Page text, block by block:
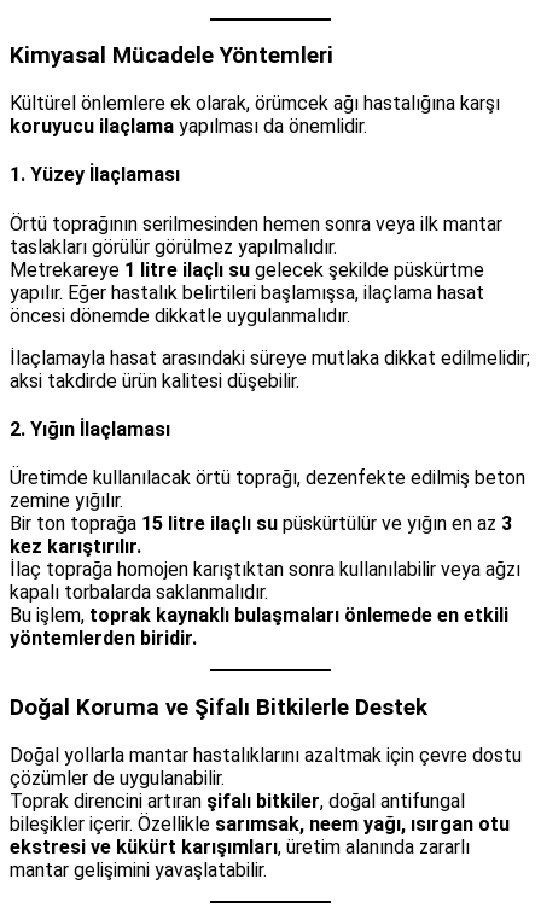
Kimyasal Mücadele Yöntemleri
Kültürel önlemlere ek olarak, örümcek ağı hastalığına karşı
koruyucu ilaçlama yapılması da önemlidir.
1. Yüzey İlaçlaması
Örtü toprağının serilmesinden hemen sonra veya ilk mantar
taslakları görülür görülmez yapılmalıdır.
Metrekareye 1 litre ilaçlı su gelecek şekilde püskürtme
yapılır. Eğer hastalık belirtileri başlamışsa, ilaçlama hasat
öncesi dönemde dikkatle uygulanmalıdır.
İlaçlamayla hasat arasındaki süreye mutlaka dikkat edilmelidir;
aksi takdirde ürün kalitesi düşebilir.
2. Yığın İlaçlaması
Üretimde kullanılacak örtü toprağı, dezenfekte edilmiş beton
zemine yığılır.
Bir ton toprağa 15 litre ilaçlı su püskürtülür ve yığın en az 3
kez karıştırılır.
İlaç toprağa homojen karıştıktan sonra kullanılabilir veya ağzı
kapalı torbalarda saklanmalıdır.
Bu işlem, toprak kaynaklı bulaşmaları önlemede en etkili
yöntemlerden biridir.
Doğal Koruma ve Şifalı Bitkilerle Destek
Doğal yollarla mantar hastalıklarını azaltmak için çevre dostu
çözümler de uygulanabilir.
Toprak direncini artıran şifalı bitkiler, doğal antifungal
bileşikler içerir. Özellikle sarımsak, neem yağı, ısırgan otu
ekstresi ve kükürt karışımları, üretim alanında zararlı
mantar gelişimini yavaşlatabilir.